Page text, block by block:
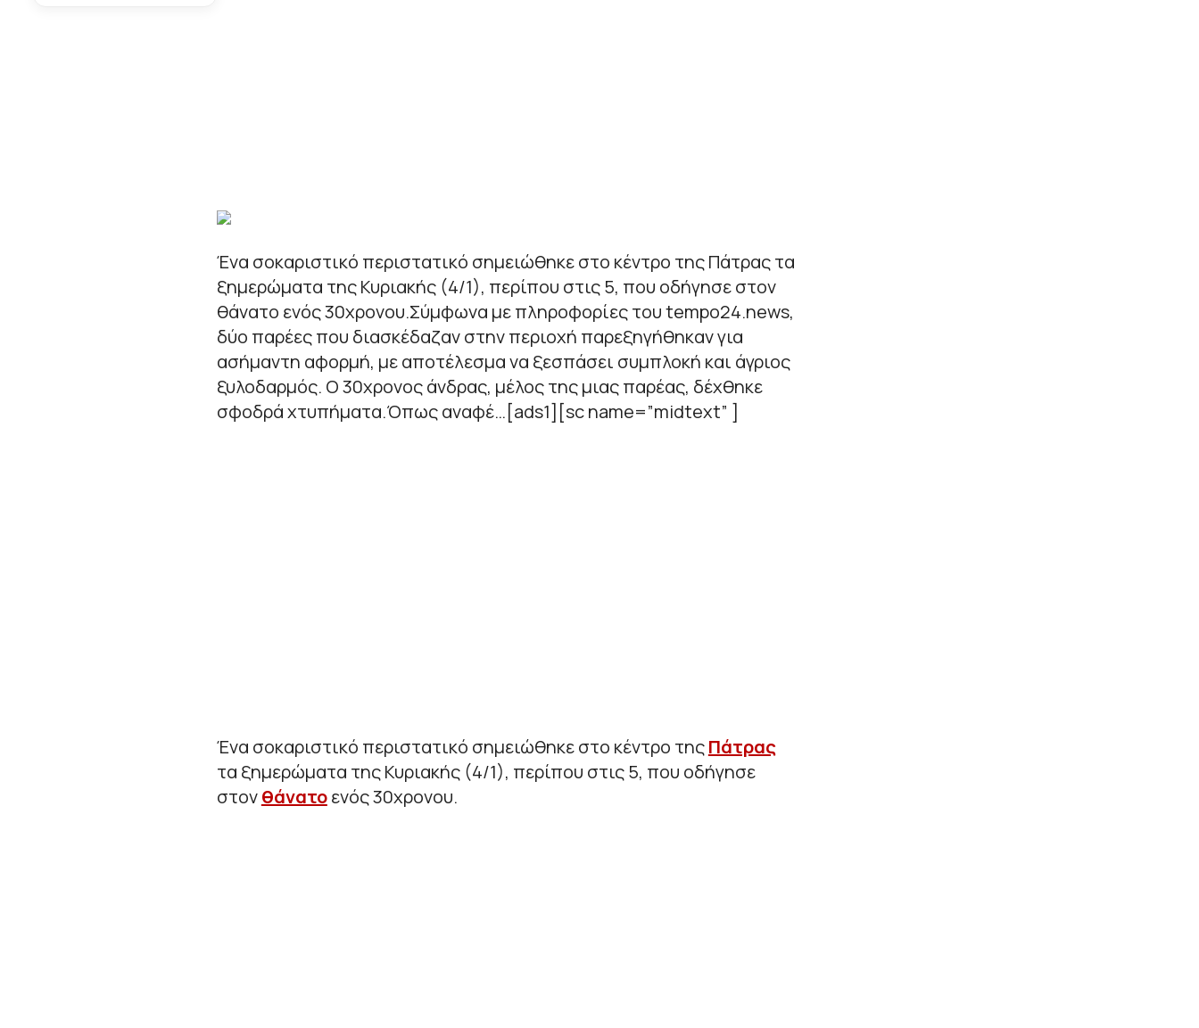
Ένα σοκαριστικό περιστατικό σημειώθηκε στο κέντρο της Πάτρας τα
ξημερώματα της Κυριακής (4/1), περίπου στις 5, που οδήγησε στον
θάνατο ενός 30χρονου.Σύμφωνα με πληροφορίες του tempo24.news,
δύο παρέες που διασκέδαζαν στην περιοχή παρεξηγήθηκαν για
ασήμαντη αφορμή, με αποτέλεσμα να ξεσπάσει συμπλοκή και άγριος
ξυλοδαρμός. Ο 30χρονος άνδρας, μέλος της μιας παρέας, δέχθηκε
σφοδρά χτυπήματα.Όπως αναφέ…[ads1][sc name=”midtext” ]
Ένα σοκαριστικό περιστατικό σημειώθηκε στο κέντρο τηςΠάτρας
τα ξημερώματα της Κυριακής (4/1), περίπου στις 5, που οδήγησε
στονθάνατοενός 30χρονου.